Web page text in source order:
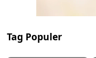
Tag Populer